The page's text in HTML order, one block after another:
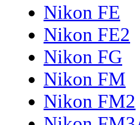
Nikon FE
Nikon FE2
Nikon FG
Nikon FM
Nikon FM2